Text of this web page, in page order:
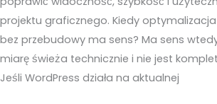
projektu graficznego. Kiedy
bez przebudowy ma sens? Ma sens
miarę świeża technicznie i nie jest
Jeśli WordPress działa na aktualnej